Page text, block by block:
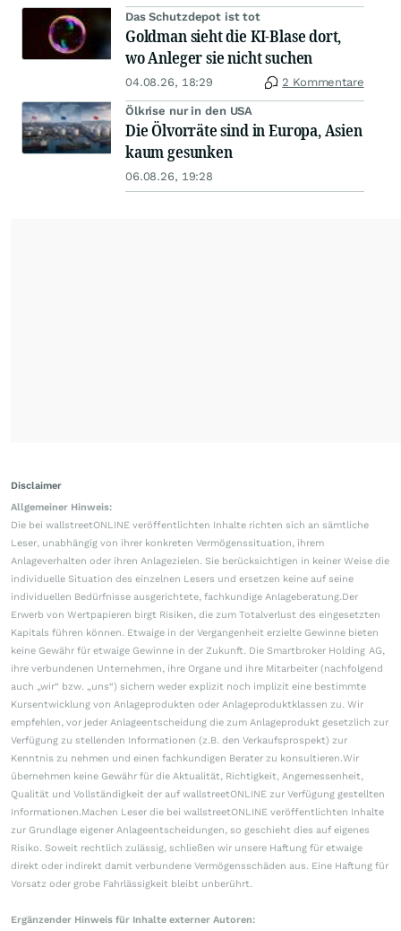
Das Schutzdepot ist tot
Goldman sieht die KI-Blase dort,
wo Anleger sie nicht suchen
04.08.26, 18:29 2 Kommentare
Ölkrise nur in den USA
Die Ölvorräte sind in Europa, Asien
kaum gesunken
06.08.26, 19:28
Disclaimer
Allgemeiner Hinweis:
Die bei wallstreetONLINE veröffentlichten Inhalte richten sich an sämtliche
Leser, unabhängig von ihrer konkreten Vermögenssituation, ihrem
Anlageverhalten oder ihren Anlagezielen. Sie berücksichtigen in keiner Weise die
individuelle Situation des einzelnen Lesers und ersetzen keine auf seine
individuellen Bedürfnisse ausgerichtete, fachkundige Anlageberatung.Der
Erwerb von Wertpapieren birgt Risiken, die zum Totalverlust des eingesetzten
Kapitals führen können. Etwaige in der Vergangenheit erzielte Gewinne bieten
keine Gewähr für etwaige Gewinne in der Zukunft. Die Smartbroker Holding AG,
ihre verbundenen Unternehmen, ihre Organe und ihre Mitarbeiter (nachfolgend
auch „wir“ bzw. „uns“) sichern weder explizit noch implizit eine bestimmte
Kursentwicklung von Anlageprodukten oder Anlageproduktklassen zu. Wir
empfehlen, vor jeder Anlageentscheidung die zum Anlageprodukt gesetzlich zur
Verfügung zu stellenden Informationen (z.B. den Verkaufsprospekt) zur
Kenntnis zu nehmen und einen fachkundigen Berater zu konsultieren.Wir
übernehmen keine Gewähr für die Aktualität, Richtigkeit, Angemessenheit,
Qualität und Vollständigkeit der auf wallstreetONLINE zur Verfügung gestellten
Informationen.Machen Leser die bei wallstreetONLINE veröffentlichten Inhalte
zur Grundlage eigener Anlageentscheidungen, so geschieht dies auf eigenes
Risiko. Soweit rechtlich zulässig, schließen wir unsere Haftung für etwaige
direkt oder indirekt damit verbundene Vermögensschäden aus. Eine Haftung für
Vorsatz oder grobe Fahrlässigkeit bleibt unberührt.
Ergänzender Hinweis für Inhalte externer Autoren: